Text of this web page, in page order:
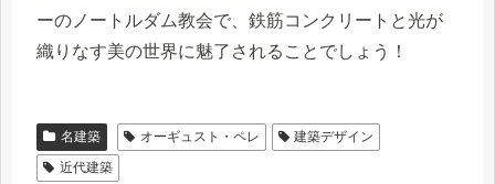
ーのノートルダム教会で、鉄筋コンクリートと光が
織りなす美の世界に魅了されることでしょう！
名建築 オーギュスト・ペレ
建築デザイン
近代建築